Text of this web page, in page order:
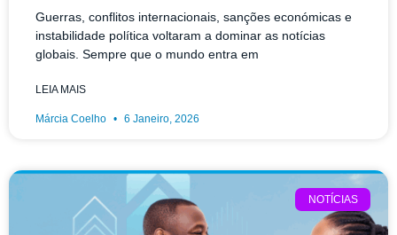
Guerras, conflitos internacionais, sanções económicas e
instabilidade política voltaram a dominar as notícias
globais. Sempre que o mundo entra em
LEIA MAIS
Márcia Coelho 6 Janeiro, 2026
NOTÍCIAS